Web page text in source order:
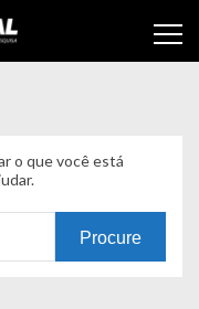
o que você está